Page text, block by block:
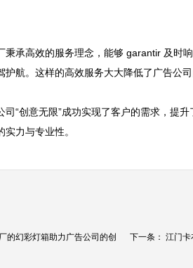
秉承高效的服务理念，能够 garantir 及时
护航。这样的高效服务大大降低了广告公
司“创意无限”成功实现了客户的需求，提
力与专业性。
的幻彩灯箱助力广告公司的创
下一条： 江门卡